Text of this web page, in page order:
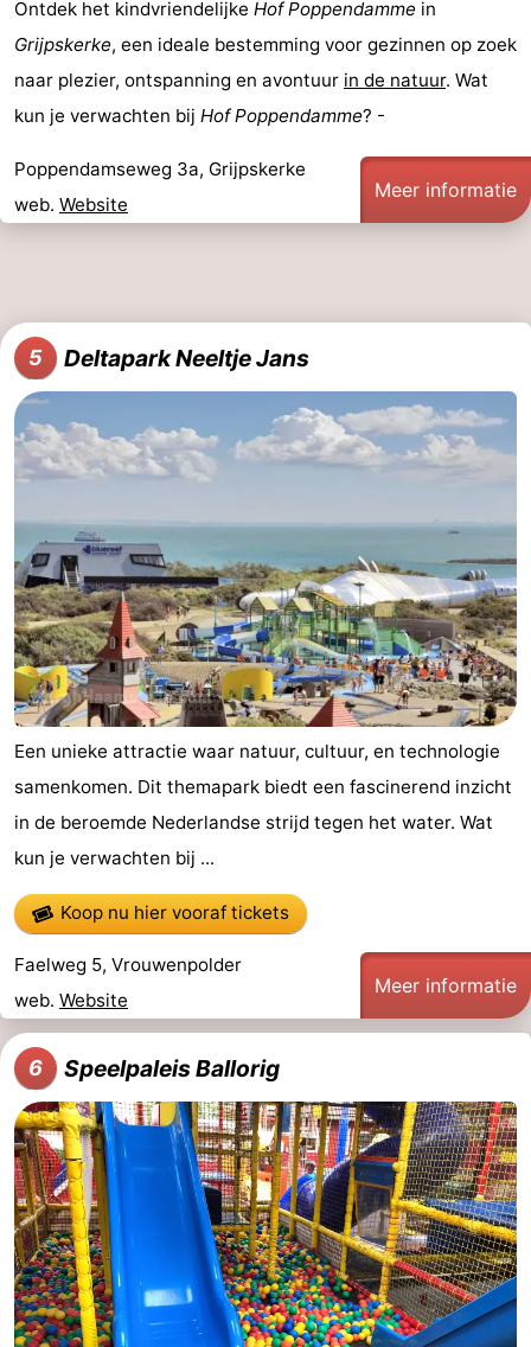
Middelburg
Zeeuws-
Vlaanderen
Sluis
-
Het
Zwin
Contact
Ontdek het kindvriendelijke Hof Poppendamme in
Grijpskerke, een ideale bestemming voor gezinnen op zoek
naar plezier, ontspanning en avontuur in de natuur. Wat
kun je verwachten bij Hof Poppendamme? -
Poppendamseweg 3a, Grijpskerke
web. Website
Meer informatie
5 Deltapark Neeltje Jans
Een unieke attractie waar natuur, cultuur, en technologie
samenkomen. Dit themapark biedt een fascinerend inzicht
in de beroemde Nederlandse strijd tegen het water. Wat
kun je verwachten bij ...
Koop nu hier vooraf tickets
Faelweg 5, Vrouwenpolder
web. Website
Meer informatie
6 Speelpaleis Ballorig